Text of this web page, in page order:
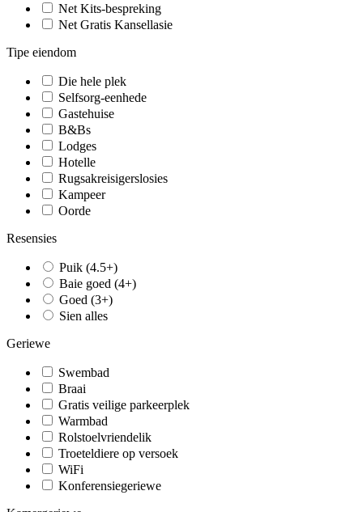
Net Kits-bespreking
Net Gratis Kansellasie
Tipe eiendom
Die hele plek
Selfsorg-eenhede
Gastehuise
B&Bs
Lodges
Hotelle
Rugsakreisigerslosies
Kampeer
Oorde
Resensies
Puik (4.5+)
Baie goed (4+)
Goed (3+)
Sien alles
Geriewe
Swembad
Braai
Gratis veilige parkeerplek
Warmbad
Rolstoelvriendelik
Troeteldiere op versoek
WiFi
Konferensiegeriewe